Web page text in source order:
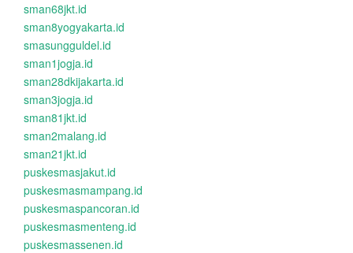
sman68jkt.id
sman8yogyakarta.id
smasungguldel.id
sman1jogja.id
sman28dkijakarta.id
sman3jogja.id
sman81jkt.id
sman2malang.id
sman21jkt.id
puskesmasjakut.id
puskesmasmampang.id
puskesmaspancoran.id
puskesmasmenteng.id
puskesmassenen.id